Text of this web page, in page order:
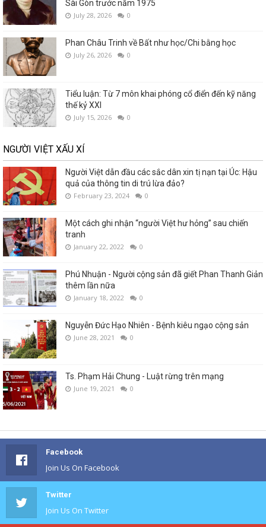
Sài Gòn trước năm 1975
July 28, 2026 0
Phan Châu Trinh về Bất như học/Chi bằng học
July 26, 2026 0
Tiểu luận: Từ 7 môn khai phóng cổ điển đến kỹ năng
thế kỷ XXI
July 15, 2026 0
NGƯỜI VIỆT XẤU XÍ
Người Việt dẫn đầu các sắc dân xin tị nạn tại Úc: Hậu
quả của thông tin di trú lừa đảo?
February 23, 2024 0
Một cách ghi nhận “người Việt hư hỏng” sau chiến
tranh
January 22, 2022 0
Phú Nhuận - Người cộng sản đã giết Phan Thanh Giản
thêm lần nữa
January 18, 2022 0
Nguyễn Đức Hạo Nhiên - Bệnh kiêu ngạo cộng sản
June 28, 2021 0
Ts. Phạm Hải Chung - Luật rừng trên mạng
June 19, 2021 0
Facebook
Join Us On Facebook
Twitter
Join Us On Twitter